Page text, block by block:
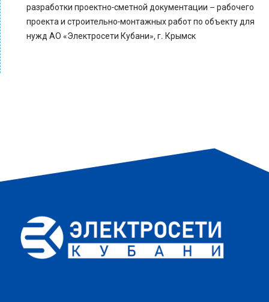
разработки проектно-сметной документации – рабочего
проекта и строительно-монтажных работ по объекту для
нужд АО «Электросети Кубани», г. Крымск